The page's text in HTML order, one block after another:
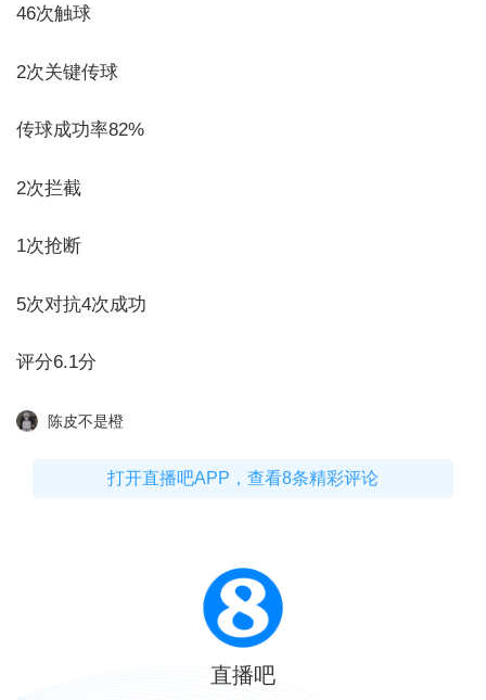
46次触球
2次关键传球
传球成功率82%
2次拦截
1次抢断
5次对抗4次成功
评分6.1分
陈皮不是橙
打开直播吧APP，查看8条精彩评论
直播吧